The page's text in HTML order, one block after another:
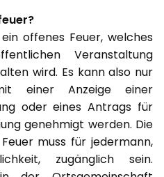
offenes Feuer, welches
Veranstaltung
wird. Es kann also nur
einer Anzeige einer
oder eines Antrags für
genehmigt werden. Die
muss für jedermann,
zugänglich sein.